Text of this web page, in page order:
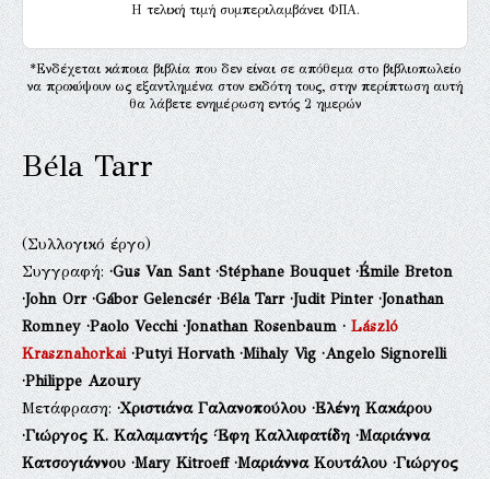
H τελική τιμή συμπεριλαμβάνει ΦΠΑ.
*Ενδέχεται κάποια βιβλία που δεν είναι σε απόθεμα στο βιβλιοπωλείο
να προκύψουν ως εξαντλημένα στον εκδότη τους, στην περίπτωση αυτή
θα λάβετε ενημέρωση εντός 2 ημερών
Béla Tarr
(Συλλογικό έργο)
Συγγραφή:·Gus Van Sant·Stéphane Bouquet·Émile Breton
·John Orr·Gábor Gelencsér·Béla Tarr·Judit Pinter·Jonathan
Romney·Paolo Vecchi·Jonathan Rosenbaum·László
Krasznahorkai·Putyi Horvath·Mihaly Vig·Angelo Signorelli
·Philippe Azoury
Μετάφραση: ·Χριστιάνα Γαλανοπούλου·Ελένη Κακάρου
·Γιώργος Κ. Καλαμαντής·Έφη Καλλιφατίδη·Μαριάννα
Κατσογιάννου·Mary Kitroeff·Μαριάννα Κουτάλου·Γιώργος